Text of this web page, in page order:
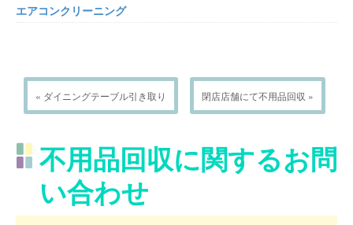
エアコンクリーニング
« ダイニングテーブル引き取り 閉店店舗にて不用品回収 »
不用品回収に関するお問
い合わせ